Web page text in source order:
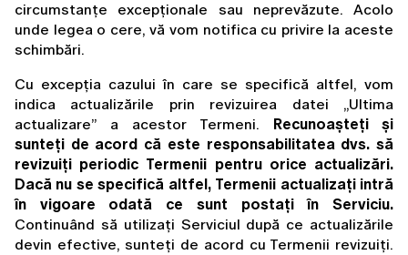
circumstanțe excepționale sau neprevăzute. Acolo
unde legea o cere, vă vom notifica cu privire la aceste
schimbări.
Cu excepția cazului în care se specifică altfel, vom
indica actualizările prin revizuirea datei „Ultima
actualizare” a acestor Termeni.
Recunoașteți și
sunteți de acord că este responsabilitatea dvs. să
revizuiți periodic Termenii pentru orice actualizări.
Dacă nu se specifică altfel, Termenii actualizați intră
în vigoare odată ce sunt postați în Serviciu.
Continuând să utilizați Serviciul după ce actualizările
devin efective, sunteți de acord cu Termenii revizuiți.